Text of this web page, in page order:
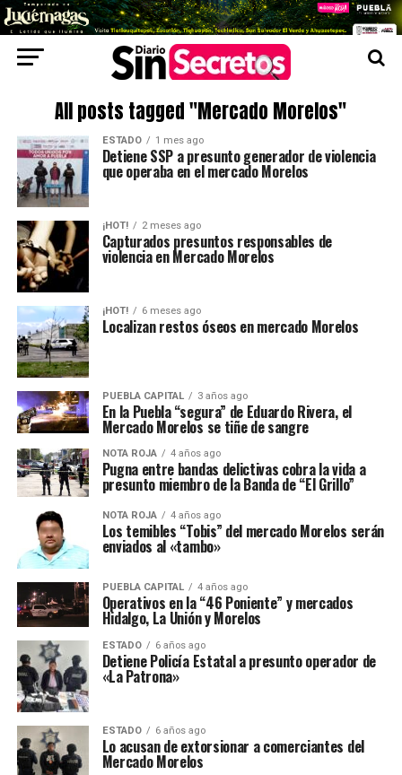
All posts tagged "Mercado Morelos"
ESTADO 1 mes ago
Detiene SSP a presunto generador de violencia
que operaba en el mercado Morelos
¡HOT! 2 meses ago
Capturados presuntos responsables de
violencia en Mercado Morelos
¡HOT! 6 meses ago
Localizan restos óseos en mercado Morelos
PUEBLA CAPITAL 3 años ago
En la Puebla “segura” de Eduardo Rivera, el
Mercado Morelos se tiñe de sangre
NOTA ROJA 4 años ago
Pugna entre bandas delictivas cobra la vida a
presunto miembro de la Banda de “El Grillo”
NOTA ROJA 4 años ago
Los temibles “Tobis” del mercado Morelos serán
enviados al «tambo»
PUEBLA CAPITAL 4 años ago
Operativos en la “46 Poniente” y mercados
Hidalgo, La Unión y Morelos
ESTADO 6 años ago
Detiene Policía Estatal a presunto operador de
«La Patrona»
ESTADO 6 años ago
Lo acusan de extorsionar a comerciantes del
Mercado Morelos